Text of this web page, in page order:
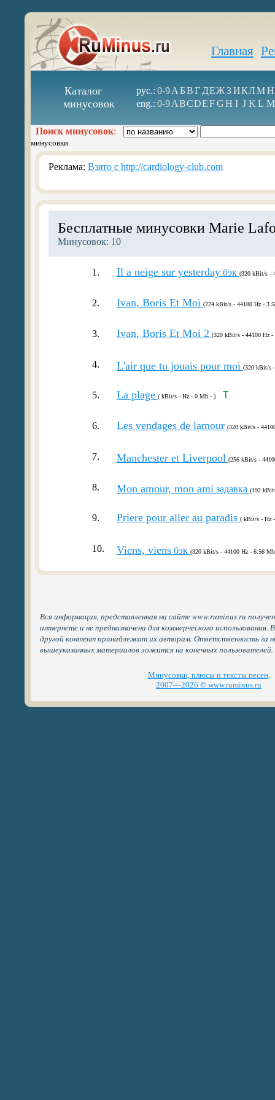
Главная
Каталог
минусовок
рус.: 0-9А БВГ ДЕЖ З ИКЛМН
eng.: 0-9ABCDEFGH I J K L M
Поиск минусовок:
минусовки
Реклама: Взято с http://cardiology-club.com
Бесплатные минусовки Marie
Минусовок: 10
1. Il a neige sur yesterdayбэк (320 kBit/s -
2. Ivan, Boris Et Moi (224 kBit/s - 44100 Hz -
3. Ivan, Boris Et Moi 2 (320 kBit/s - 44100 Hz
4. L'air que tu jouais pour moi (320 kBit/s
5. La plage ( kBit/s - Hz - 0 Mb - ) T
6. Les vendages de lamour (320 kBit/s -
7. Manchester et Liverpool (256 kBit/s -
8. Mon amour, mon ami задавка (192
9. Priere pour aller au paradis ( kBit/s - Hz
10. Viens, viensбэк (320 kBit/s - 44100 Hz - 6.56
Вся информация, представленная на сайте www.ruminus.ru
интернете и не предназначена для коммерческого
другой контент принадлежат их авторам. Ответственность за
вышеуказанных материалов ложится на конечных пользователей.
Минусовки, плюсы и тексты песен,
2007—2026 © www.ruminus.ru